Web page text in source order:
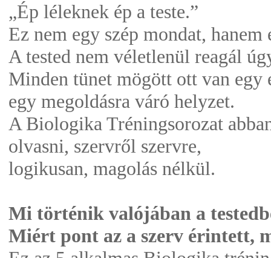
„Ép léleknek ép a teste.”
Ez nem egy szép mondat,
A tested nem véletlenül reagál
Minden tünet mögött ott van
egy megoldásra váró helyzet.
A Biologika Tréningsorozat
olvasni, szervről szervre,
logikusan, magolás nélkül.
Mi történik valójában a
Miért pont az a szerv érintett,